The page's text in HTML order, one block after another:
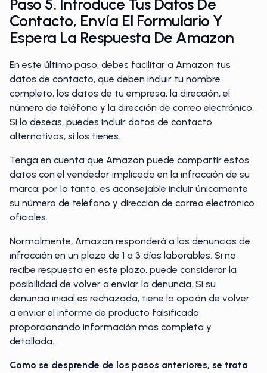
Paso 5. Introduce Tus Datos De
Contacto, Envía El Formulario Y
Espera La Respuesta De Amazon
En este último paso, debes facilitar a Amazon tus
datos de contacto, que deben incluir tu nombre
completo, los datos de tu empresa, la dirección, el
número de teléfono y la dirección de correo electrónico.
Si lo deseas, puedes incluir datos de contacto
alternativos, si los tienes.
Tenga en cuenta que Amazon puede compartir estos
datos con el vendedor implicado en la infracción de su
marca; por lo tanto, es aconsejable incluir únicamente
su número de teléfono y dirección de correo electrónico
oficiales.
Normalmente, Amazon responderá a las denuncias de
infracción en un plazo de 1 a 3 días laborables. Si no
recibe respuesta en este plazo, puede considerar la
posibilidad de volver a enviar la denuncia. Si su
denuncia inicial es rechazada, tiene la opción de volver
a enviar el informe de producto falsificado,
proporcionando información más completa y
detallada.
Como se desprende de los pasos anteriores, se trata